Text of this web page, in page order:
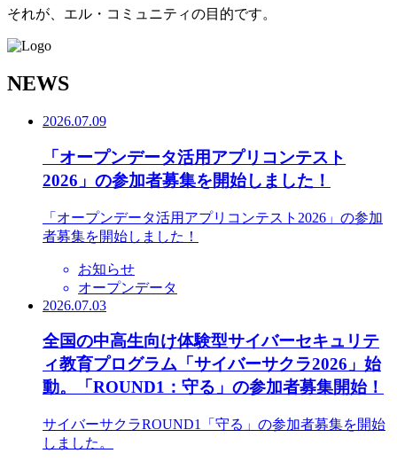
それが、エル・コミュニティの目的です。
NEWS
2026.07.09
「オープンデータ活用アプリコンテスト
2026」の参加者募集を開始しました！
「オープンデータ活用アプリコンテスト2026」の参加
者募集を開始しました！
お知らせ
オープンデータ
2026.07.03
全国の中高生向け体験型サイバーセキュリテ
ィ教育プログラム「サイバーサクラ2026」始
動。「ROUND1：守る」の参加者募集開始！
サイバーサクラROUND1「守る」の参加者募集を開始
しました。